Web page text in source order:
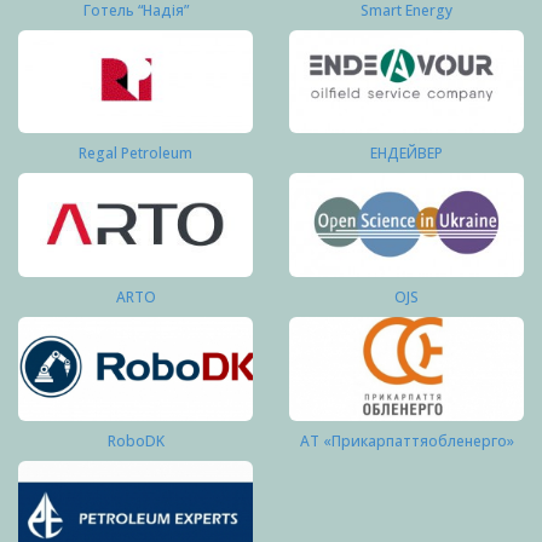
Готель “Надія” Smart Energy
Regal Petroleum ЕНДЕЙВЕР
ARTO OJS
RoboDK АТ «Прикарпаттяобленерго»